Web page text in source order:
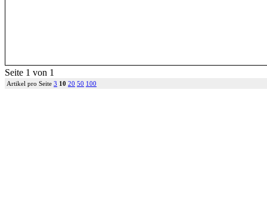
Seite 1 von 1
Artikel pro Seite 3 10 20 50 100